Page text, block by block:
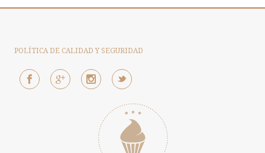
POLÍTICA DE CALIDAD Y SEGURIDAD